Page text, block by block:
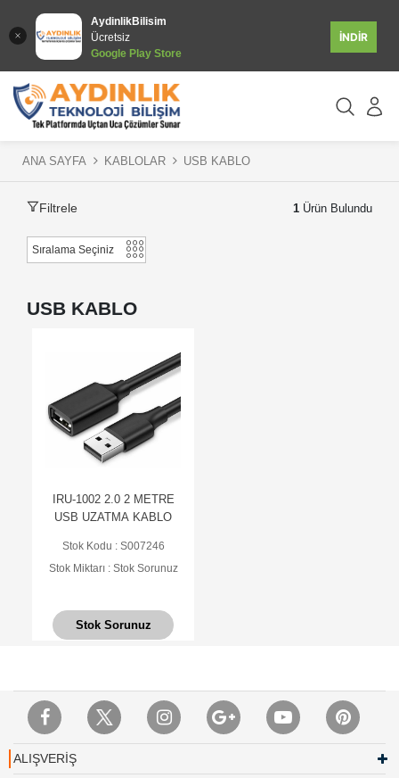
AydinlikBilisim
Ücretsiz
Google Play Store
İNDİR
ANA SAYFA KABLOLAR USB KABLO
Filtrele 1 Ürün Bulundu
USB KABLO
IRU-1002 2.0 2 METRE
USB UZATMA KABLO
Stok Kodu : S007246
Stok Miktarı : Stok Sorunuz
Stok Sorunuz
ALIŞVERİŞ